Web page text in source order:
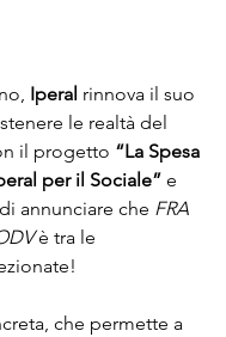
Iperal rinnova il suo
le realtà del
il progetto “La Spesa
per il Sociale” e
annunciare che FRA
è tra le
che permette a